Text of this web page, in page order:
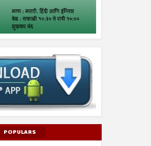
POPULARS